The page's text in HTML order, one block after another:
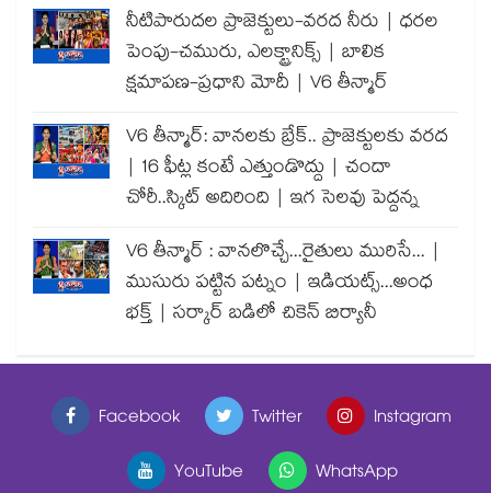
నీటిపారుదల ప్రాజెక్టులు-వరద నీరు | ధరల
పెంపు-చమురు, ఎలక్ట్రానిక్స్ | బాలిక
క్షమాపణ-ప్రధాని మోదీ | V6 తీన్మార్
V6 తీన్మార్: వానలకు బ్రేక్.. ప్రాజెక్టులకు వరద
| 16 ఫీట్ల కంటే ఎత్తుండొద్దు | చందా
చోరీ..స్కిట్ అదిరింది | ఇగ సెలవు పెద్దన్న
V6 తీన్మార్ : వానలొచ్చే...రైతులు మురిసే... |
ముసురు పట్టిన పట్నం | ఇడియట్స్...అంధ
భక్త్ | సర్కార్ బడిలో చికెన్ బిర్యానీ
Facebook Twitter
Instagram
YouTube
WhatsApp